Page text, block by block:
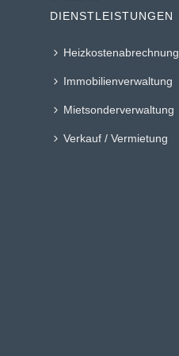
DIENSTLEISTUNGEN
Heizkostenabrechnung
Immobilienverwaltung
Mietsonderverwaltung
Verkauf / Vermietung